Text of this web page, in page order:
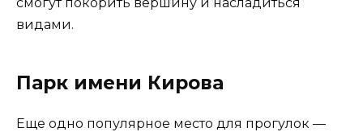
видами.
Парк имени Кирова
Еще одно популярное место для прогулок —